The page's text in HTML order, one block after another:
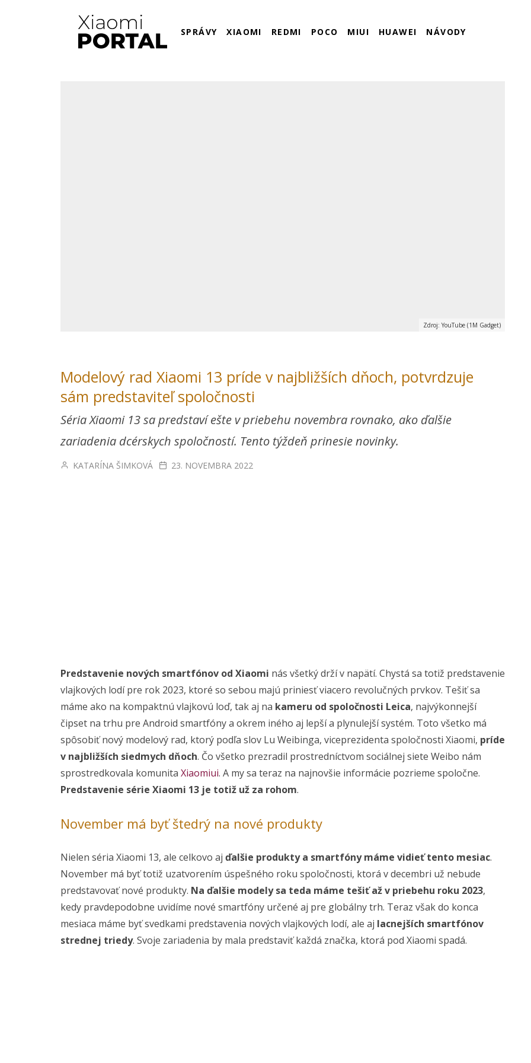
SPRÁVY XIAOMI REDMI POCO MIUI HUAWEI NÁVODY
Zdroj: YouTube (1M Gadget)
Modelový rad Xiaomi 13 príde v najbližších dňoch, potvrdzuje
sám predstaviteľ spoločnosti
Séria Xiaomi 13 sa predstaví ešte v priebehu novembra rovnako, ako ďalšie
zariadenia dcérskych spoločností. Tento týždeň prinesie novinky.
KATARÍNA ŠIMKOVÁ 23. NOVEMBRA 2022
Predstavenie nových smartfónov od Xiaomi nás všetký drží v napätí. Chystá sa totiž predstavenie
vlajkových lodí pre rok 2023, ktoré so sebou majú priniesť viacero revolučných prvkov. Tešiť sa
máme ako na kompaktnú vlajkovú loď, tak aj na kameru od spoločnosti Leica, najvýkonnejší
čipset na trhu pre Android smartfóny a okrem iného aj lepší a plynulejší systém. Toto všetko má
spôsobiť nový modelový rad, ktorý podľa slov Lu Weibinga, viceprezidenta spoločnosti Xiaomi, príde
v najbližších siedmych dňoch. Čo všetko prezradil prostredníctvom sociálnej siete Weibo nám
sprostredkovala komunita Xiaomiui. A my sa teraz na najnovšie informácie pozrieme spoločne.
Predstavenie série Xiaomi 13 je totiž už za rohom.
November má byť štedrý na nové produkty
Nielen séria Xiaomi 13, ale celkovo aj ďalšie produkty a smartfóny máme vidieť tento mesiac.
November má byť totiž uzatvorením úspešného roku spoločnosti, ktorá v decembri už nebude
predstavovať nové produkty. Na ďalšie modely sa teda máme tešiť až v priebehu roku 2023,
kedy pravdepodobne uvidíme nové smartfóny určené aj pre globálny trh. Teraz však do konca
mesiaca máme byť svedkami predstavenia nových vlajkových lodí, ale aj lacnejších smartfónov
strednej triedy. Svoje zariadenia by mala predstaviť každá značka, ktorá pod Xiaomi spadá.